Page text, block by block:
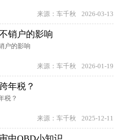
来源：车千秋 2026-03-13
销户的影响
户的影响
来源：车千秋 2026-01-19
年税？
税？
来源：车千秋 2025-12-11